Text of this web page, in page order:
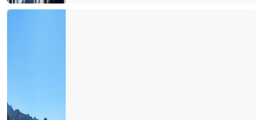
HAVLU SAVAŞLARINDAN HAVLU HAREKETİNE